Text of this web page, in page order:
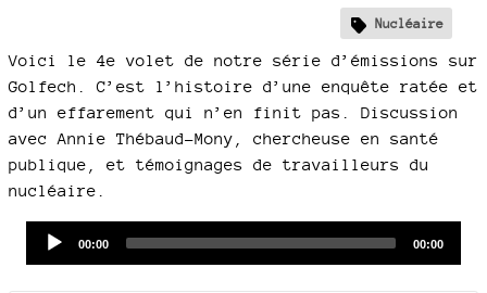
Nucléaire
Voici le 4e volet de notre série d’émissions sur
Golfech. C’est l’histoire d’une enquête ratée et
d’un effarement qui n’en finit pas. Discussion
avec Annie Thébaud-Mony, chercheuse en santé
publique, et témoignages de travailleurs du
nucléaire.
Current
00:00
Total
00:00